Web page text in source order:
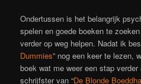
Ondertussen is het belangrijk
spelen en goede boeken te
verder op weg helpen. Nadat ik
Dummies” nog een keer te lezen,
boek wat me weer een stap
schrijfster van “De Blonde